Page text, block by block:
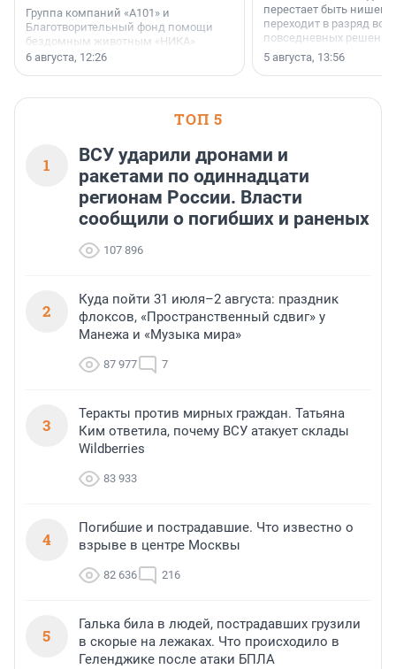
Группа компаний «А101» и
Благотворительный фонд помощи
бездомным животным «НИКА»
заключили соглашение о
6 августа, 12:26
перестает быть
переходит в разряд
повседневных
5 августа, 13:56
ТОП 5
1
ВСУ ударили дронами и
ракетами по одиннадцати
регионам России. Власти
сообщили о погибших и раненых
107 896
2
Куда пойти 31 июля–2 августа: праздник
флоксов, «Пространственный сдвиг» у
Манежа и «Музыка мира»
87 977 7
3
Теракты против мирных граждан. Татьяна
Ким ответила, почему ВСУ атакует склады
Wildberries
83 933
4
Погибшие и пострадавшие. Что известно о
взрыве в центре Москвы
82 636 216
5
Галька била в людей, пострадавших грузили
в скорые на лежаках. Что происходило в
Геленджике после атаки БПЛА